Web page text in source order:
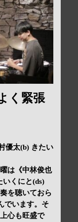
く緊張
優太(b) きたい
は《中林俊也
いくにと(ds)
を聴いておら
でいます。そ
心も旺盛で